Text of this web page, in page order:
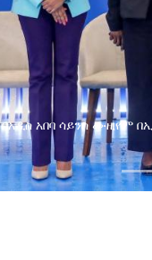
በአዲስ አበባ ሳይንስ ሙዚየም